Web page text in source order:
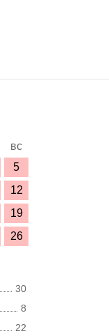
вс
5
12
19
26
30
8
22